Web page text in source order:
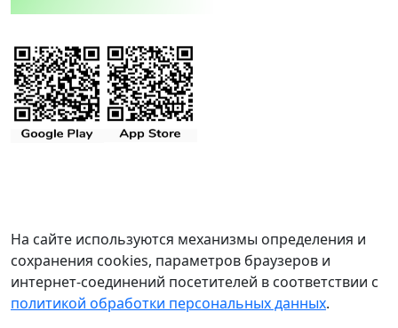
На сайте используются механизмы определения и
сохранения cookies, параметров браузеров и
интернет-соединений посетителей в соответствии с
политикой обработки персональных данных.